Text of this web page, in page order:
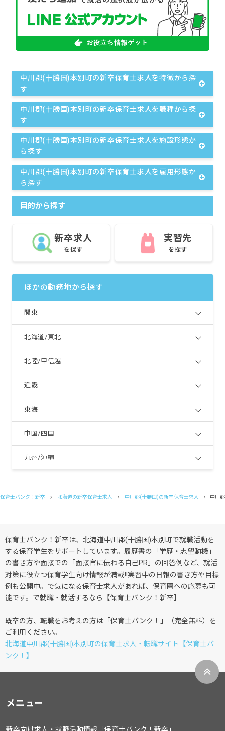
中川郡(十勝国)本別町の新卒保育士求人を特徴から探
す
中川郡(十勝国)本別町の新卒保育士求人を職種から探
す
中川郡(十勝国)本別町の新卒保育士求人を施設形態か
ら探す
中川郡(十勝国)本別町の新卒保育士求人を雇用形態か
ら探す
目的から探す
新卒求人
を探す
実習先
を探す
ほかの勤務地から探す
関東
北海道/東北
北陸/甲信越
近畿
東海
中国/四国
九州/沖縄
保育士バンク！新卒 北海道の新卒保育士求人 中川郡(十勝国)の新卒保育士求人 中川
保育士バンク！新卒は、北海道中川郡(十勝国)本別町で就職活動を
する保育学生をサポートしています。履歴書の「学歴・志望動機」
の書き方や面接での「面接官に伝わる自己PR」の回答例など、就活
対策に役立つ保育学生向け情報が満載!!実習中の日報の書き方や目標
例も公開中。で気になる保育士求人があれば、保育園への応募も可
能です。で就職・就活するなら【保育士バンク！新卒】
既卒の方、転職をお考えの方は「保育士バンク！」（完全無料）を
ご利用ください。
北海道中川郡(十勝国)本別町の保育士求人・転職サイト【保育士バ
ンク！】
メニュー